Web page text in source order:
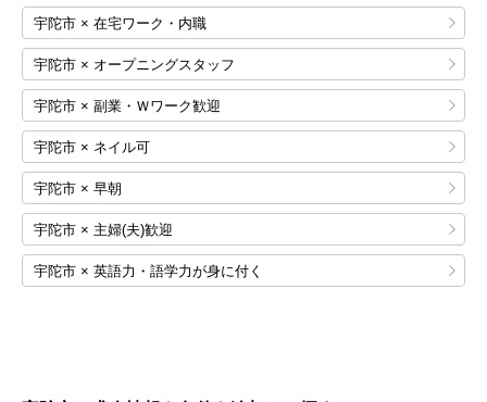
宇陀市 × 在宅ワーク・内職
宇陀市 × オープニングスタッフ
宇陀市 × 副業・Ｗワーク歓迎
宇陀市 × ネイル可
宇陀市 × 早朝
宇陀市 × 主婦(夫)歓迎
宇陀市 × 英語力・語学力が身に付く